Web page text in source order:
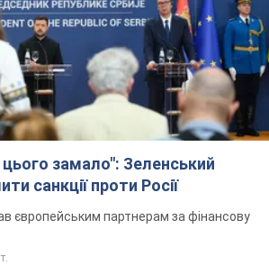
замало": Зеленський
санкції проти Росії
європейським партнерам за фінансову